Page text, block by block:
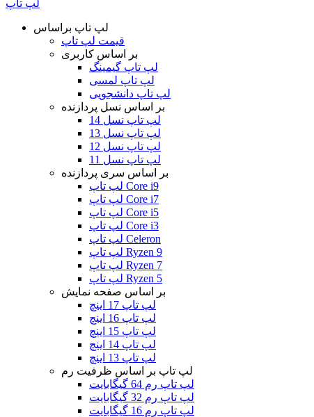
لپ تاپ
لپ تاپ براساس
قیمت لپ تاپ
بر اساس کاربری
لپ تاپ گیمینگ
لپ تاپ لمسی
لپ تاپ دانشجویی
بر اساس نسل پردازنده
لپ تاپ نسل 14
لپ تاپ نسل 13
لپ تاپ نسل 12
لپ تاپ نسل 11
بر اساس سری پردازنده
لپ تاپ Core i9
لپ تاپ Core i7
لپ تاپ Core i5
لپ تاپ Core i3
لپ تاپ Celeron
لپ تاپ Ryzen 9
لپ تاپ Ryzen 7
لپ تاپ Ryzen 5
بر اساس صفحه نمایش
لپ تاپ 17 اینچ
لپ تاپ 16 اینچ
لپ تاپ 15 اینچ
لپ تاپ 14 اینچ
لپ تاپ 13 اینچ
لپ تاپ بر اساس ظرفیت رم
لپ تاپ رم 64 گیگابایت
لپ تاپ رم 32 گیگابایت
لپ تاپ رم 16 گیگابایت